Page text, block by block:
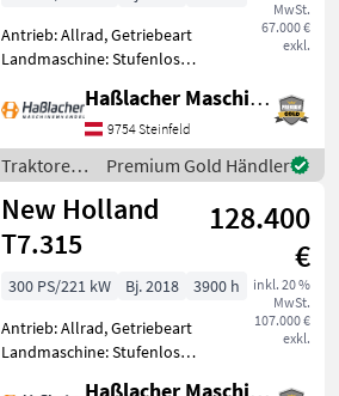
MwSt.
67.000 €
exkl.
Antrieb: Allrad, Getriebeart
Landmaschine: Stufenloses
Zapfwellendrehzahl:
540/540E/1000,
Höchstgeschwindigkeit in
km/h: 50 km/h, Aufladung:
Haßlacher Maschinenhandel
9754 Steinfeld
Traktoren
/ Case IH
Premium Gold Händler
New Holland
T7.315
128.400
€
inkl. 20 %
MwSt.
107.000 €
exkl.
300 PS/221 kW Bj. 2018
3900 h
Antrieb: Allrad, Getriebeart
Landmaschine: Stufenloses